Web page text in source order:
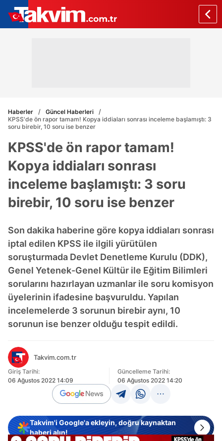
Haberler
Güncel Haberleri
KPSS'de ön rapor tamam! Kopya iddiaları sonrası inceleme başlamıştı: 3
soru birebir, 10 soru ise benzer
KPSS'de ön rapor tamam!
Kopya iddiaları sonrası
inceleme başlamıştı: 3 soru
birebir, 10 soru ise benzer
Son dakika haberine göre kopya iddiaları sonrası
iptal edilen KPSS ile ilgili yürütülen
soruşturmada Devlet Denetleme Kurulu (DDK),
Genel Yetenek-Genel Kültür ile Eğitim Bilimleri
sorularını hazırlayan uzmanlar ile soru komisyon
üyelerinin ifadesine başvuruldu. Yapılan
incelemelerde 3 sorunun birebir aynı, 10
sorunun ise benzer olduğu tespit edildi.
Takvim.com.tr
Giriş Tarihi:
06 Ağustos 2022 14:09
Güncelleme Tarihi:
06 Ağustos 2022 14:20
Takvim'i Google'a ekleyin, doğru kaynaktan
haberi alın!